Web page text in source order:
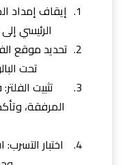
إيقاف إمداد
الرئيسي
تحديد موقع
تحت
تثبيت
المرفقة،
اختبار